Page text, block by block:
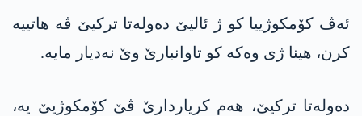
ئەڤ كۆمكوژییا کو ژ ئالیێ دەولەتا ترکیێ ڤە هاتییە
کرن، هینا ژی وەکە كو تا‌وانبارێ وێ نه‌دیار مایە.
دەولەتا ترکیێ، هەم کریاردارێ ڤێ كۆمكوژیێ یه‌،